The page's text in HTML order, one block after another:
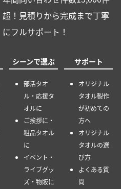
超！見積りから完成まで丁寧
にフルサポート！
シーンで選ぶ
部活タオ
ル・応援タ
オルに
ご挨拶に・
粗品タオル
に
イベント・
ライブグッ
ズ・物販に
サポート
オリジナル
タオル製作
が初めての
方へ
オリジナル
タオルの選
び方
よくある質
問